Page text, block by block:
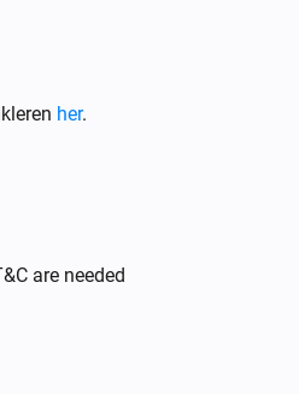
her.
are needed